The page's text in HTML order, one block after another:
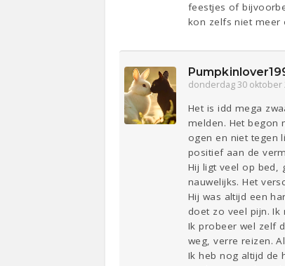
feestjes of
kon zelfs niet meer
donderdag 30 oktober
Het is idd mega
melden. Het begon
ogen en niet tegen
positief aan de
Hij ligt veel op bed,
nauwelijks. Het
Hij was altijd een
doet zo veel pijn. Ik
Ik probeer wel zelf
weg, verre reizen.
Ik heb nog altijd de